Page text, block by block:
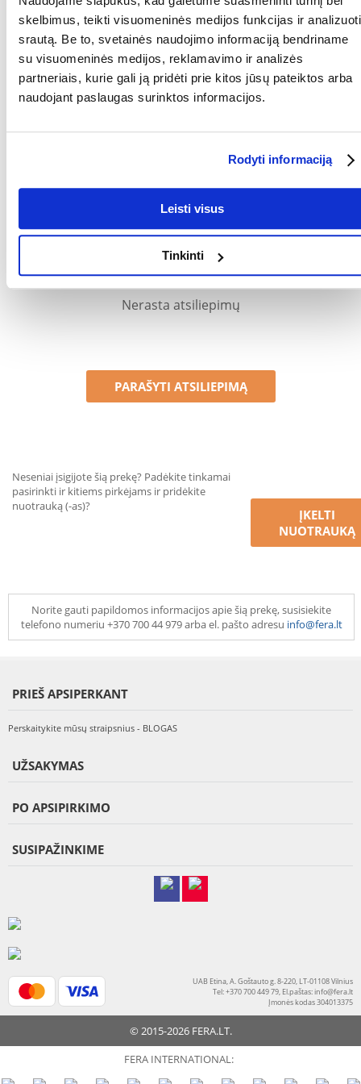
skelbimus, teikti visuomeninės medijos funkcijas ir analizuoti
srautą. Be to, svetainės naudojimo informaciją bendriname
su visuomeninės medijos, reklamavimo ir analizės
partneriais, kurie gali ją pridėti prie kitos jūsų pateiktos arba
naudojant paslaugas surinktos informacijos.
Rodyti informaciją
Leisti visus
Tinkinti
BALTYMAI (%): 8.7
BALTYMŲ RŪŠIS:
Gyvulinės kilmės
produktai
RIEBALAI (%): 6
Kokios yra prekių vertinimo taisyklės?
Produktą gali vertinti tik registruoti FERA.LT klientai, kurie jį
Patikrinę atsiliepimus, paskelbsime ir teigiamus, ir neigiamus
Atsiliepimai
Nerasta atsiliepimų
PARAŠYTI ATSILIEPIMĄ
Neseniai įsigijote šią prekę? Padėkite tinkamai
pasirinkti ir kitiems pirkėjams ir pridėkite
nuotrauką (-as)?
ĮKELTI
NUOTRAUKĄ
Norite gauti papildomos informacijos apie šią prekę, susisiekite
telefono numeriu +370 700 44 979 arba el. pašto adresu info@fera.lt
PRIEŠ APSIPERKANT
Perskaitykite mūsų straipsnius - BLOGAS
UŽSAKYMAS
PO APSIPIRKIMO
SUSIPAŽINKIME
UAB Etina, A. Goštauto g. 8-220, LT-01108 Vilnius
Tel: +370 700 449 79, El.paštas:info@fera.lt
Įmonės kodas 304013375
© 2015-2026 FERA.LT.
FERA INTERNATIONAL: